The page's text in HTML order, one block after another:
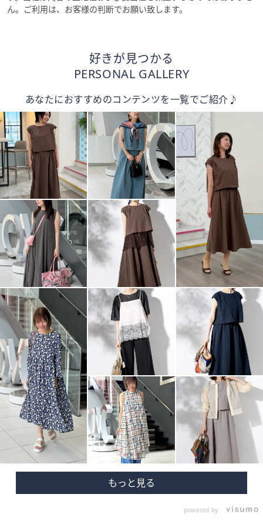
ん。ご利用は、お客様の判断でお願い致します。
好きが見つかる
PERSONAL GALLERY
あなたにおすすめのコンテンツを一覧でご紹介♪
powered by